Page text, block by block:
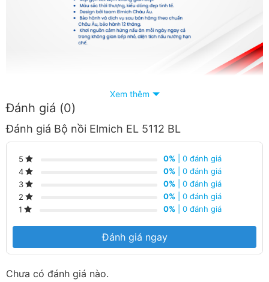
BỘ NỒI CHỐNG DÍNH VÂN ĐÁ ÁNH KIM SIÊU BỀN
ELMICH EL 5112BL: ĐẸP TINH TẾ, BỀN VƯỢT TRỘI
Xem thêm
Đánh giá (0)
Đánh giá Bộ nồi Elmich EL 5112 BL
5 0% | 0 đánh giá
4
0% | 0 đánh giá
3
0% | 0 đánh giá
2
0% | 0 đánh giá
1
0% | 0 đánh giá
Đánh giá ngay
Chưa có đánh giá nào.